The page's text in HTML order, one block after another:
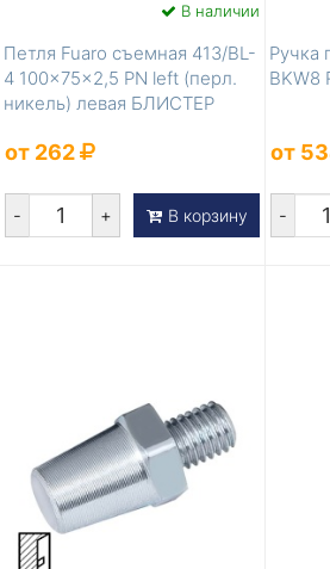
В наличии
Петля Fuaro съемная 413/BL-
4 100x75x2,5 PN left (перл.
никель) левая БЛИСТЕР
от 262
- + В корзину
Ручка
BKW8
от
-